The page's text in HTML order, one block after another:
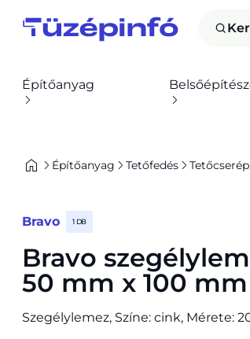
Építőanyag
Építőanyag Tetőfedés
Bravo 1 DB
Bravo
50 mm x 100
Szegélylemez, Színe: cink, Mérete: